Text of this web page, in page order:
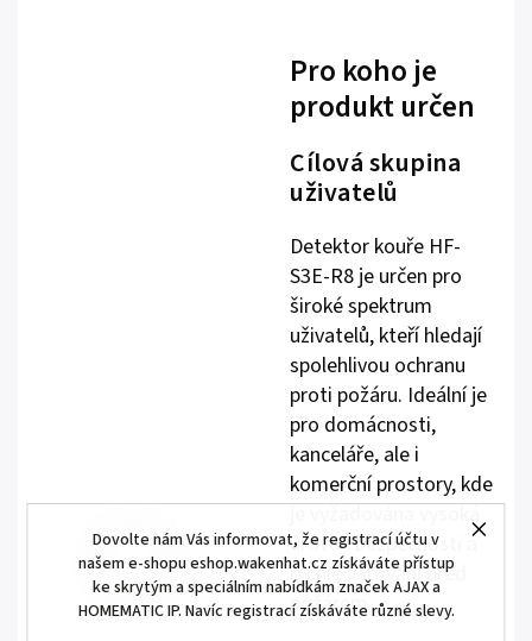
Dovolte nám Vás informovat, že registrací účtu v
našem e-shopu eshop.wakenhat.cz získáváte přístup
ke skrytým a speciálním nabídkám značek AJAX a
HOMEMATIC IP. Navíc registrací získáváte různé slevy.
Pro koho je
produkt určen
Cílová skupina
uživatelů
Detektor kouře HF-
S3E-R8 je určen pro
široké spektrum
uživatelů, kteří hledají
spolehlivou ochranu
proti požáru. Ideální je
pro domácnosti,
kanceláře, ale i
komerční prostory, kde
je vyžadována vysoká
úroveň bezpečnosti a
rychlé varování před
požárem.